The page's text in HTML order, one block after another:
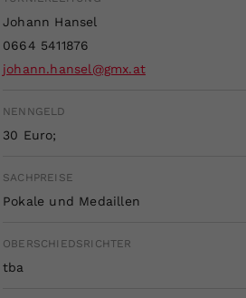
Johann Hansel
0664 5411876
johann.hansel@gmx.at
NENNGELD
30 Euro;
SACHPREISE
Pokale und Medaillen
OBERSCHIEDSRICHTER
tba